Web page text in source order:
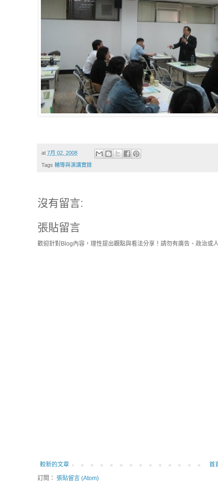
at7月 02, 2008
Tags輔導與演講實錄
沒有留言:
張貼留言
歡迎針對Blog內容，理性提出觀點與看法分享！請勿有廣告、政治或
較新的文章
首
訂閱：張貼留言 (Atom)